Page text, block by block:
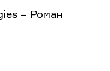
– Роман